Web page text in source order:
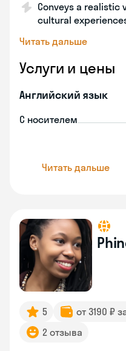
Conveys a realistic
cultural
Читать дальше
Услуги и цены
Английский язык
С носителем
Читать дальше
5 от 3190 ₽
2 отзыва